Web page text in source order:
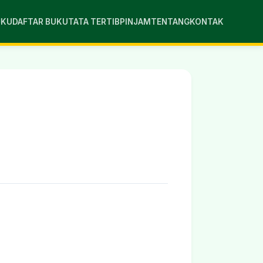
DAFTAR BUKUTATA TERTIBPINJAMTENTANGKONTAK